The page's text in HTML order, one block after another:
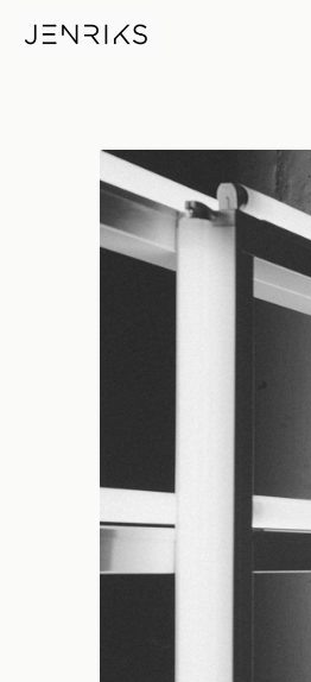
Dan Flavin,